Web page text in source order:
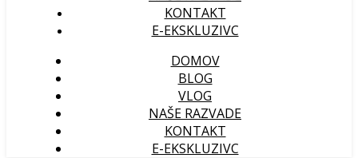
KONTAKT
E-EKSKLUZIVC
DOMOV
BLOG
VLOG
NAŠE RAZVADE
KONTAKT
E-EKSKLUZIVC